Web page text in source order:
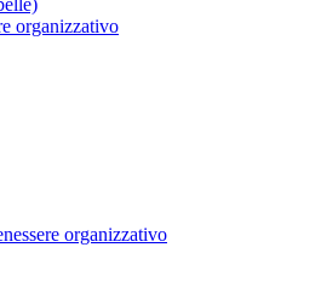
organizzativo
organizzativo